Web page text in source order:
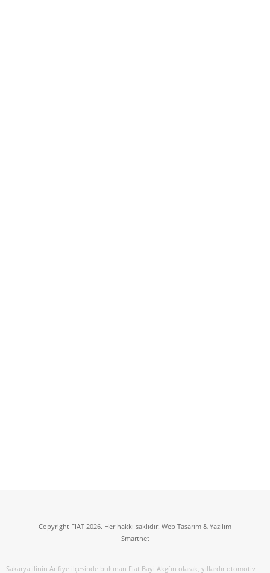
Copyright FIAT 2026. Her hakkı saklıdır. Web Tasarım & Yazılım
Smartnet
Sakarya ilinin Arifiye ilçesinde bulunan Fiat Bayi Akgün olarak, yıllardır otomotiv